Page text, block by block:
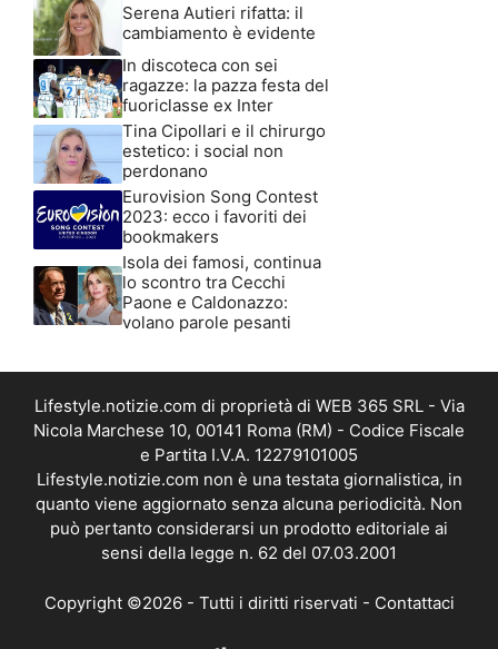
Serena Autieri rifatta: il
cambiamento è evidente
In discoteca con sei
ragazze: la pazza festa del
fuoriclasse ex Inter
Tina Cipollari e il chirurgo
estetico: i social non
perdonano
Eurovision Song Contest
2023: ecco i favoriti dei
bookmakers
Isola dei famosi, continua
lo scontro tra Cecchi
Paone e Caldonazzo:
volano parole pesanti
Lifestyle.notizie.com di proprietà di WEB 365 SRL - Via
Nicola Marchese 10, 00141 Roma (RM) - Codice Fiscale
e Partita I.V.A. 12279101005
Lifestyle.notizie.com non è una testata giornalistica, in
quanto viene aggiornato senza alcuna periodicità. Non
può pertanto considerarsi un prodotto editoriale ai
sensi della legge n. 62 del 07.03.2001
Copyright ©2026 - Tutti i diritti riservati - Contattaci